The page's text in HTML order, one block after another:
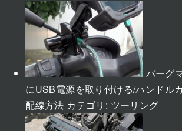
バーグ
にUSB電源を取り付ける/ハンドル
配線方法 カテゴリ: ツーリング